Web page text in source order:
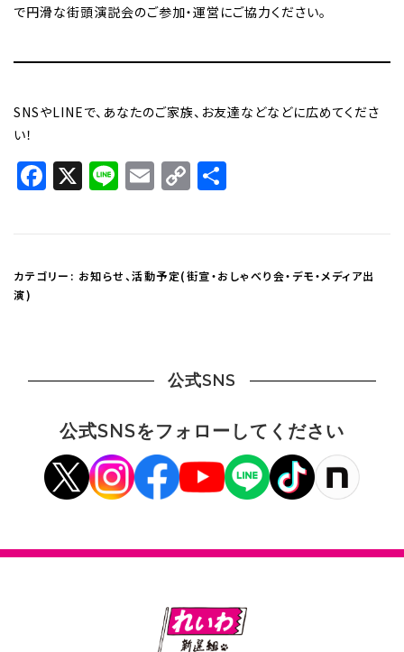
で円滑な街頭演説会のご参加・運営にご協力ください。
SNSやLINEで、あなたのご家族、お友達などなどに広めてくださ
い！
Facebook
X LineEmail
Copy
カテゴリー: お知らせ、活動予定(街宣・おしゃべり会・デモ・メディア出
演)
公式SNS
公式SNSをフォローしてください